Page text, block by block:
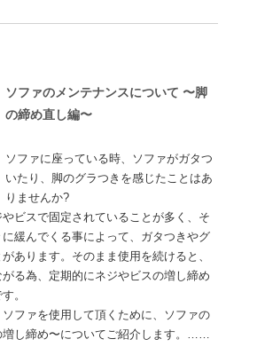
ソファのメンテナンスについて 〜脚
の締め直し編〜
ソファに座っている時、ソファがガタつ
いたり、脚のグラつきを感じたことはあ
りませんか?
ビスで固定されていることが多く、そ
緩んでくる事によって、ガタつきやグ
あります。そのまま使用を続けると、
る為、定期的にネジやビスの増し締め
。
ファを使用して頂くために、ソファの
増し締め〜についてご紹介します。……